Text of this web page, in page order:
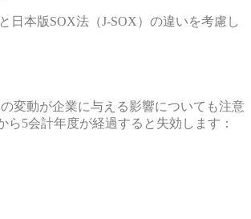
日本版SOX法（J-SOX）の違いを考慮し
変動が企業に与える影響についても注意
5会計年度が経過すると失効します：